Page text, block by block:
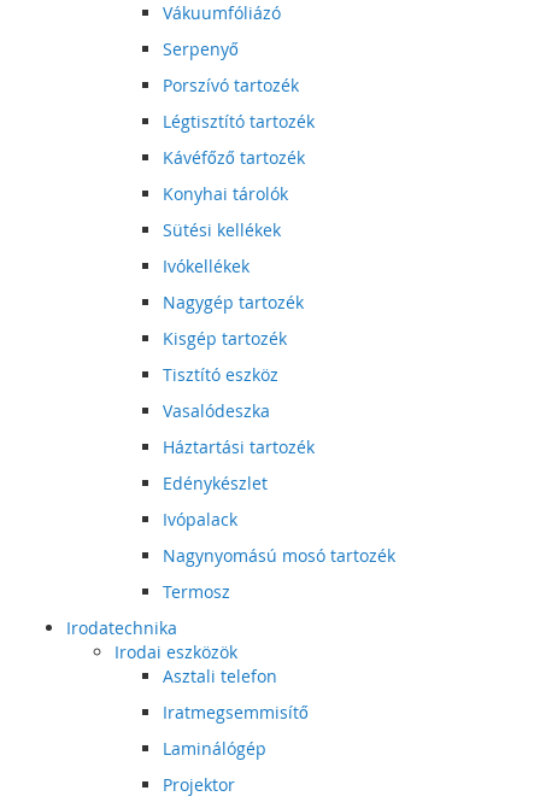
Vákuumfóliázó
Serpenyő
Porszívó tartozék
Légtisztító tartozék
Kávéfőző tartozék
Konyhai tárolók
Sütési kellékek
Ivókellékek
Nagygép tartozék
Kisgép tartozék
Tisztító eszköz
Vasalódeszka
Háztartási tartozék
Edénykészlet
Ivópalack
Nagynyomású mosó tartozék
Termosz
Irodatechnika
Irodai eszközök
Asztali telefon
Iratmegsemmisítő
Laminálógép
Projektor